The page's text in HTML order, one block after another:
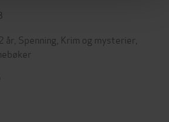
år Spenning Krim og mysterier